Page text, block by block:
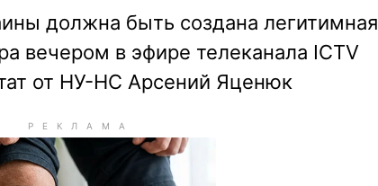
должна быть создана легитимная
вечером в эфире телеканала ICTV
от НУ-НС Арсений Яценюк